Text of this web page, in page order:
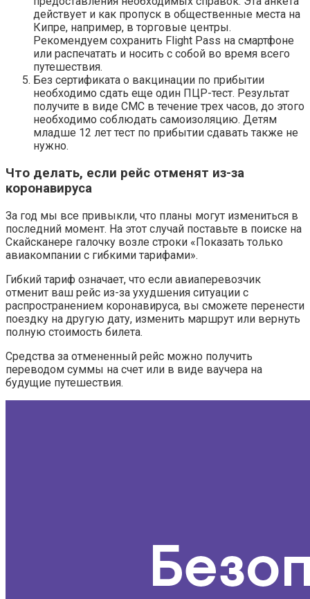
действует и как пропуск в общественные места на
Кипре, например, в торговые центры.
Рекомендуем сохранить Flight Pass на смартфоне
или распечатать и носить с собой во время всего
путешествия.
Без сертификата о вакцинации по прибытии
необходимо сдать еще один ПЦР-тест. Результат
получите в виде СМС в течение трех часов, до этого
необходимо соблюдать самоизоляцию. Детям
младше 12 лет тест по прибытии сдавать также не
нужно.
Что делать, если рейс отменят из-за
коронавируса
За год мы все привыкли, что планы могут измениться в
последний момент. На этот случай поставьте в поиске на
Скайсканере галочку возле строки «Показать только
авиакомпании с гибкими тарифами».
Гибкий тариф означает, что если авиаперевозчик
отменит ваш рейс из-за ухудшения ситуации с
распространением коронавируса, вы сможете перенести
поездку на другую дату, изменить маршрут или вернуть
полную стоимость билета.
Средства за отмененный рейс можно получить
переводом суммы на счет или в виде ваучера на
будущие путешествия.